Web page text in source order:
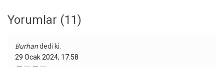
Yorumlar (11)
Burhandedi ki:
29 Ocak 2024, 17:58